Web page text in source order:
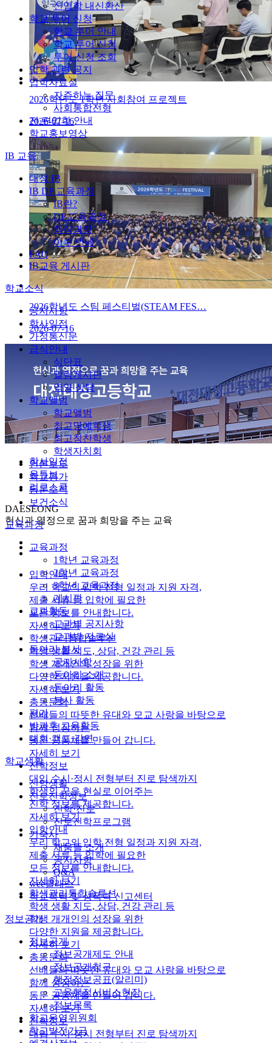
신입학 내신환산
학교 투어 신청
학교 투어 안내
학교 투어 신청
투어 신청 조회
입학 관련 공지
입학자료실
자주하는 질문
사회통합전형
전·편입학 안내
학교홍보영상
IB 교육
대성 IB
IB DP 교육과정
IB란?
DP 교육과정
핵심과정
이수 안내
FAQ
IB교육 게시판
학교소식
공지사항
학사일정
가정통신문
급식안내
식단표
알림게시판
영양 상담
학교앨범
학교앨범
최고명예학생
최고칭찬학생
학생자치회
언론보도
학교평가
동문소식
보건소식
교육과정
교육과정
1학년 교육과정
2학년 교육과정
3학년 교육과정
게시판
교과활동
교과별 공지사항
교과별 자료실
동아리·봉사
공지사항
동아리 소개
동아리 활동
봉사 활동
평가
방과후 교육활동
대회·캠프·강연
학교생활
신앙생활
진로진학정보
진학·진로
진로진학프로그램
기숙사
채움뜰 소개
공지사항
Q&A
wee클래스
학교폭력 및 성폭력 신고센터
정보공개
정보공개
정보공개제도 안내
정보공개청구
행정정보공표(알리미)
교육행정서비스현장
정보목록
학교운영위원회
학교발전기금
2026학년도 1학년 사회참여 프로젝트
2026-07-16
2026학년도 스팀 페스티벌(STEAM FES…
2026-07-16
학사일정
유튜브
리로스쿨
DAESEONG
헌신과 열정으로 꿈과 희망을 주는 교육
입학안내
우리 학교의 입학 전형 일정과 지원 자격,
제출 서류 등 입학에 필요한
모든 정보를 안내합니다.
자세히 보기
학생관리통합솔루션
학생 생활 지도, 상담, 건강 관리 등
학생 개개인의 성장을 위한
다양한 지원을 제공합니다.
자세히 보기
총동문회
선배들의 따뜻한 유대와 모교 사랑을 바탕으로
함께 성장하는
동문 공동체를 만들어 갑니다.
자세히 보기
진학정보
대입 수시·정시 전형부터 진로 탐색까지
학생의 꿈을 현실로 이어주는
진학 정보를 제공합니다.
자세히 보기
입학안내
우리 학교의 입학 전형 일정과 지원 자격,
제출 서류 등 입학에 필요한
모든 정보를 안내합니다.
자세히 보기
학생관리통합솔루션
학생 생활 지도, 상담, 건강 관리 등
학생 개개인의 성장을 위한
다양한 지원을 제공합니다.
자세히 보기
총동문회
선배들의 따뜻한 유대와 모교 사랑을 바탕으로
함께 성장하는
동문 공동체를 만들어 갑니다.
자세히 보기
진학정보
대입 수시·정시 전형부터 진로 탐색까지